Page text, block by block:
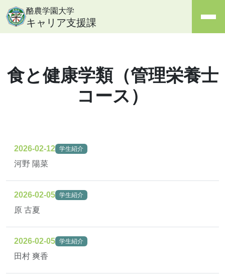
酪農学園大学
キャリア支援課
食と健康学類（管理栄養士
コース）
2026-02-12 学生紹介
河野 陽菜
2026-02-05 学生紹介
原 古夏
2026-02-05 学生紹介
田村 爽香